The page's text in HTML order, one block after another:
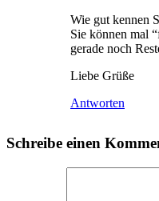
Wie gut kennen
Sie können mal
gerade noch
Liebe Grüße
Antworten
Schreibe einen